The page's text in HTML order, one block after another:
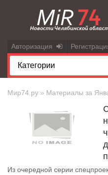
Авторизация
Мир74.ру » Материалы за
Из очередной серии